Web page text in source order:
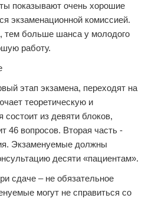
показывают очень хорошие
экзаменационной комиссией.
тем больше шанса у молодого
работу.
этап экзамена, переходят на
теоретическую и
состоит из девяти блоков,
46 вопросов. Вторая часть -
Экзаменуемые должны
десяти «пациентам».
сдаче – не обязательное
могут не справиться со